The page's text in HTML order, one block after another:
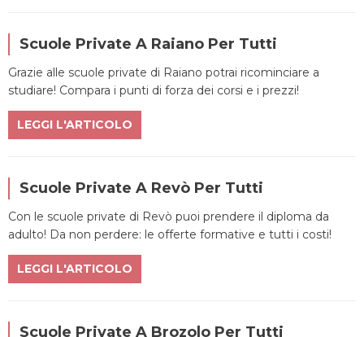
Scuole Private A Raiano Per Tutti
Grazie alle scuole private di Raiano potrai ricominciare a
studiare! Compara i punti di forza dei corsi e i prezzi!
LEGGI L'ARTICOLO
Scuole Private A Revò Per Tutti
Con le scuole private di Revò puoi prendere il diploma da
adulto! Da non perdere: le offerte formative e tutti i costi!
LEGGI L'ARTICOLO
Scuole Private A Brozolo Per Tutti